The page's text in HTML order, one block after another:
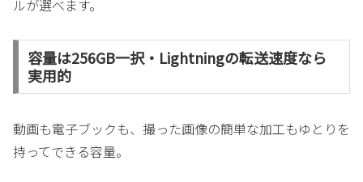
ルが選べます。
容量は256GB一択・Lightningの転送速度なら
実用的
動画も電子ブックも、撮った画像の簡単な加工もゆとりを
持ってできる容量。